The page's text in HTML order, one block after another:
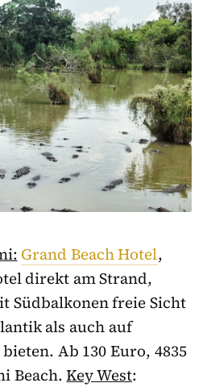
Grand Beach Hotel,
direkt am Strand,
Südbalkonen freie Sicht
als auch auf
Ab 130 Euro, 4835
Beach.Key West: